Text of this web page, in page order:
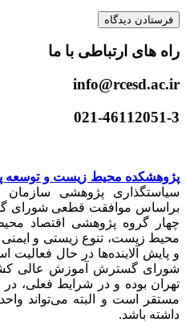
راه های ارتباطی با ما
info@rcesd.ac.ir​
021-46112051-3
پژوهشکده محیط زیست و توسعه
سیاستگذاری پژوهشی
براساس موافقت قطعی شورای
چهار گروه پژوهشی اقتصاد
محیط زیست، تنوع زیستی و
و پایش آلاینده‌ها در حال
شورای گسترش آموزش عالی
تهران بوده و در شرایط فعلی،
مستقر است و البته می‌تواند
داشته باشد.